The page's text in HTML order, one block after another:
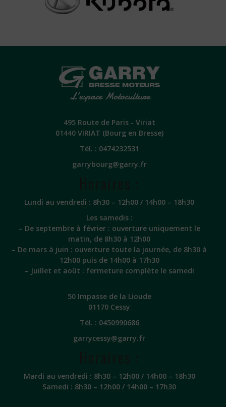
495 Route de Paris - Viriat
01440 VIRIAT (Bourg en Bresse)
Tél. : 0474232531
garrybourg@garry.fr
Lundi au vendredi : 8h30 – 12h00 / 14h00 – 18h30
Les samedis :
– De septembre à février : ouverture uniquement le
matin, de 8h30 à 12h00
– De mars à juin : ouverture toute la journée, de 8h30 à
12h00 puis de 14h00 à 17h30
– Juillet et août : fermeture complète le samedi
50 Impasse de la Lioude
01170 Cessy
Tél. : 0450990686
garrycessy@garry.fr
Mardi au vendredi : 8h30 – 12h00 / 14h00 – 18h30
Samedi : 8h30 – 12h00 / 14h00 – 17h30